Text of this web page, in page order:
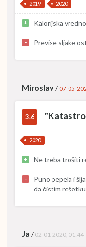
2019 2020
+ Kalorijska
- Previse sljake
Miroslav/ 07-05-
3.6
2020
+ Ne treba trošiti
-
Puno pepela i
da čistim
Ja / 02-01-2020, 01:44